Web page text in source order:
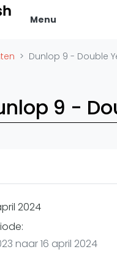
Menu
SBN
Dunlop 9 - Double
9 -
2024
naar 16 april 2024